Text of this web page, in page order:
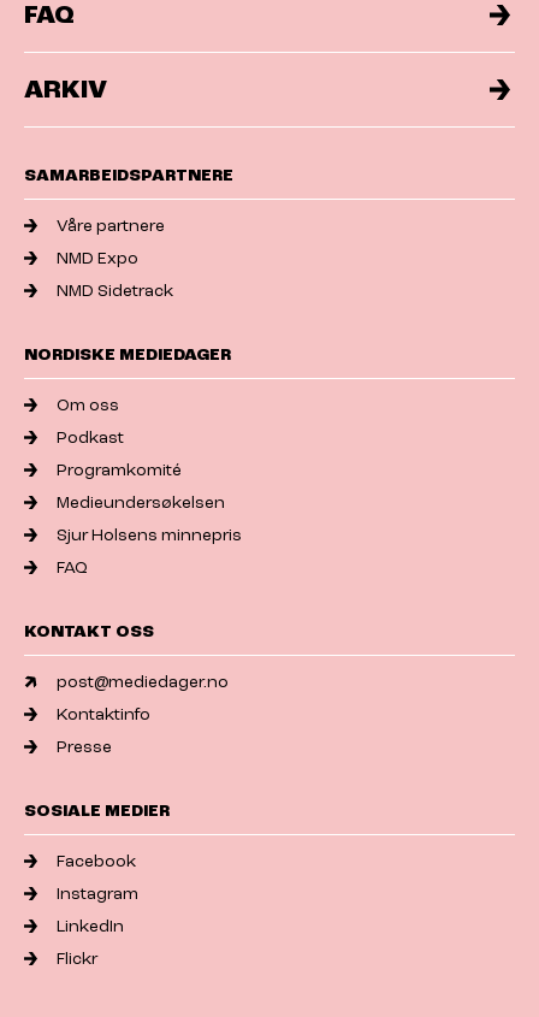
FAQ
ARKIV
SAMARBEIDSPARTNERE
Våre partnere
NMD Expo
NMD Sidetrack
NORDISKE MEDIEDAGER
Om oss
Podkast
Programkomité
Medieundersøkelsen
Sjur Holsens minnepris
FAQ
KONTAKT OSS
post@mediedager.no
Kontaktinfo
Presse
SOSIALE MEDIER
Facebook
Instagram
LinkedIn
Flickr